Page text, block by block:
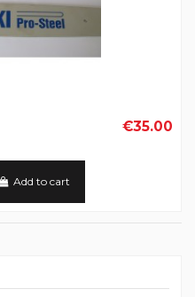
€35.00
Add to cart